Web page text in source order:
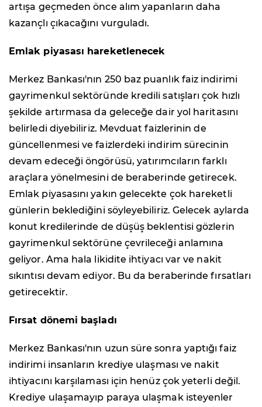
artışa geçmeden önce alım yapanların daha
kazançlı çıkacağını vurguladı.
Emlak piyasası hareketlenecek
Merkez Bankası'nın 250 baz puanlık faiz indirimi
gayrimenkul sektöründe kredili satışları çok hızlı
şekilde artırmasa da geleceğe dair yol haritasını
belirledi diyebiliriz. Mevduat faizlerinin de
güncellenmesi ve faizlerdeki indirim sürecinin
devam edeceği öngörüsü, yatırımcıların farklı
araçlara yönelmesini de beraberinde getirecek.
Emlak piyasasını yakın gelecekte çok hareketli
günlerin beklediğini söyleyebiliriz. Gelecek aylarda
konut kredilerinde de düşüş beklentisi gözlerin
gayrimenkul sektörüne çevrileceği anlamına
geliyor. Ama hala likidite ihtiyacı var ve nakit
sıkıntısı devam ediyor. Bu da beraberinde fırsatları
getirecektir.
Fırsat dönemi başladı
Merkez Bankası'nın uzun süre sonra yaptığı faiz
indirimi insanların krediye ulaşması ve nakit
ihtiyacını karşılaması için henüz çok yeterli değil.
Krediye ulaşamayıp paraya ulaşmak isteyenler